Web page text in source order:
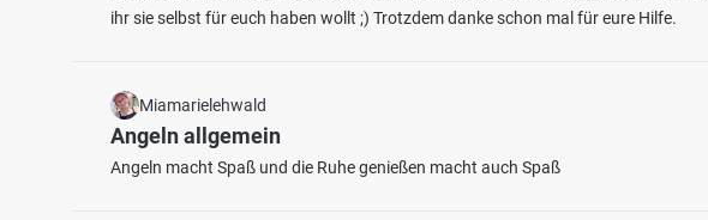
ihr sie selbst für euch haben wollt ;) Trotzdem danke schon mal für eure Hilfe.
Miamarielehwald
Angeln allgemein
Angeln macht Spaß und die Ruhe genießen macht auch Spaß